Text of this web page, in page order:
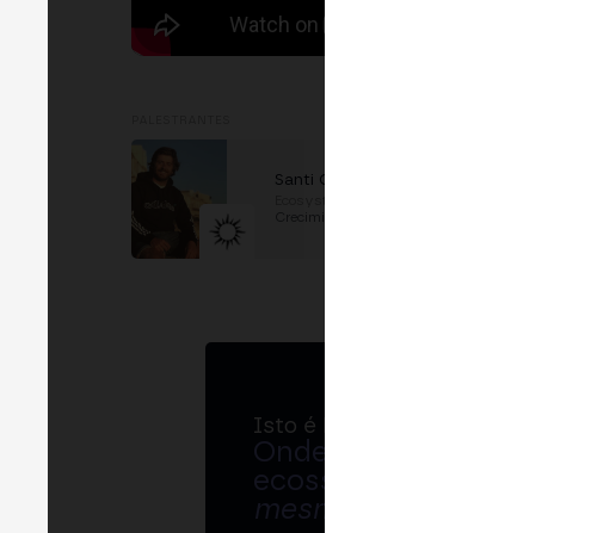
Santi Cristóbal
Crecimiento
Isto é MERGE
Onde bancos,
ecossistema cripto se
mesma mesa